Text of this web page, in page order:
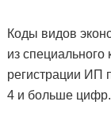
Коды видов
из специального
регистрации ИП
4 и больше цифр.